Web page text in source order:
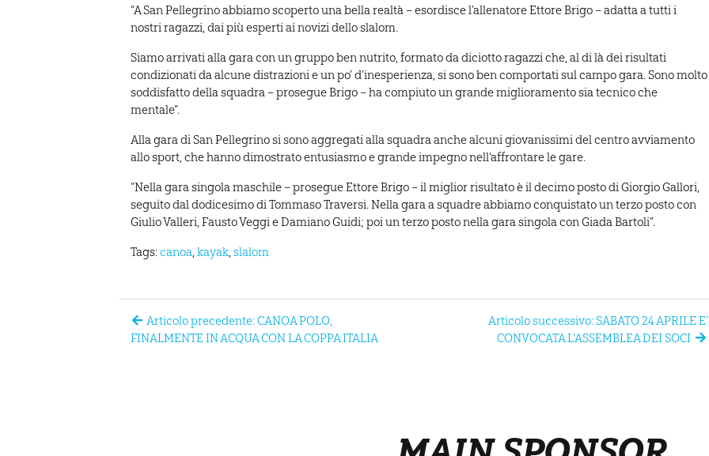
“A San Pellegrino abbiamo scoperto una bella realtà – esordisce l’allenatore Ettore Brigo – adatta a tutti i
nostri ragazzi, dai più esperti ai novizi dello slalom.
Siamo arrivati alla gara con un gruppo ben nutrito, formato da diciotto ragazzi che, al di là dei risultati
condizionati da alcune distrazioni e un po’ d’inesperienza, si sono ben comportati sul campo gara. Sono molto
soddisfatto della squadra – prosegue Brigo – ha compiuto un grande miglioramento sia tecnico che
mentale”.
Alla gara di San Pellegrino si sono aggregati alla squadra anche alcuni giovanissimi del centro avviamento
allo sport, che hanno dimostrato entusiasmo e grande impegno nell’affrontare le gare.
“Nella gara singola maschile – prosegue Ettore Brigo – il miglior risultato è il decimo posto di Giorgio Gallori,
seguito dal dodicesimo di Tommaso Traversi. Nella gara a squadre abbiamo conquistato un terzo posto con
Giulio Valleri, Fausto Veggi e Damiano Guidi; poi un terzo posto nella gara singola con Giada Bartoli”.
Tags:canoa,kayak,slalom
Articolo precedente: CANOA POLO,
FINALMENTE IN ACQUA CON LA COPPA ITALIA
Articolo successivo: SABATO 24 APRILE E’
CONVOCATA L’ASSEMBLEA DEI SOCI